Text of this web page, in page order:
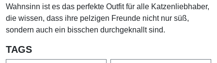
Wahnsinn ist es das perfekte Outfit für alle Katzenliebhaber,
die wissen, dass ihre pelzigen Freunde nicht nur süß,
sondern auch ein bisschen durchgeknallt sind.
TAGS